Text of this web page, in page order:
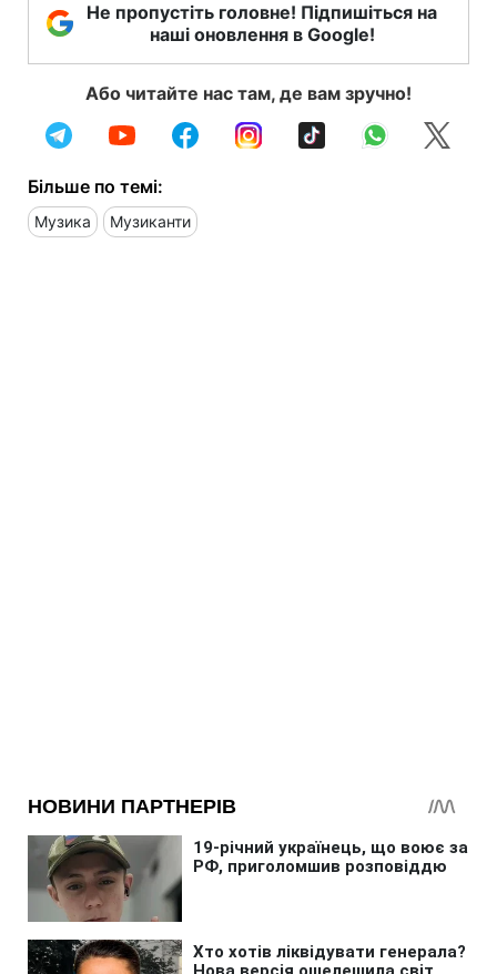
Не пропустіть головне! Підпишіться на
наші оновлення в Google!
Або читайте нас там, де вам зручно!
Більше по темі:
Музика Музиканти